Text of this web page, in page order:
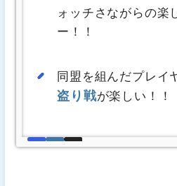
ォッチさながらの楽
ー！！
同盟を組んだプレイ
盗り戦が楽しい！！